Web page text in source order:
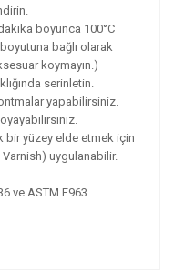
boyunca 100°C
bağlı olarak
koymayın.)
serinletin.
yapabilirsiniz.
bir yüzey elde etmek için
uygulanabilir.
ve ASTM F963